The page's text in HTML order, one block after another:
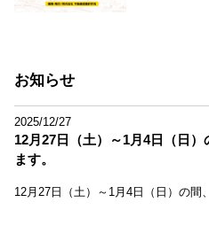
お知らせ
2025/12/27
12月27日（土）～1月4日（日
ます。
12月27日（土）～1月4日（日）の間